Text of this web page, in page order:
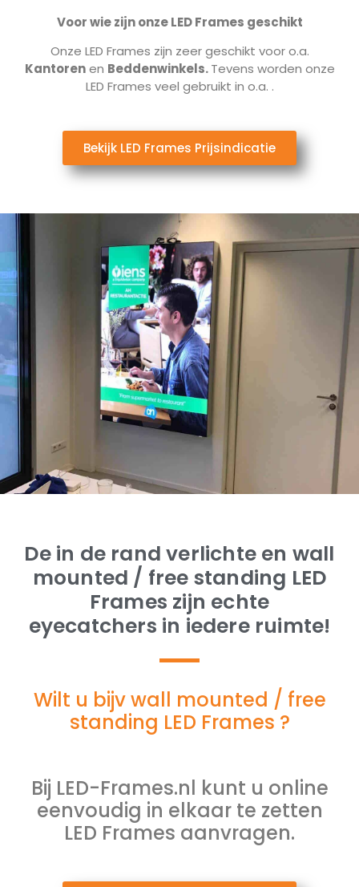
Voor wie zijn onze LED Frames geschikt
Onze LED Frames zijn zeer geschikt voor o.a.
Kantorenen Beddenwinkels.Tevens worden onze
LED Frames veel gebruikt in o.a. .
Bekijk LED Frames Prijsindicatie
De in de rand verlichte en wall
mounted / free standing LED
Frames zijn echte
eyecatchers in iedere ruimte!
Wilt u bijv wall mounted / free
standing LED Frames ?
Bij LED-Frames.nl kunt u online
eenvoudig in elkaar te zetten
LED Frames aanvragen.